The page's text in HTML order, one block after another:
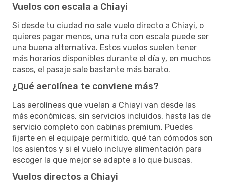
Vuelos con escala a Chiayi
Si desde tu ciudad no sale vuelo directo a Chiayi, o
quieres pagar menos, una ruta con escala puede ser
una buena alternativa. Estos vuelos suelen tener
más horarios disponibles durante el día y, en muchos
casos, el pasaje sale bastante más barato.
¿Qué aerolínea te conviene más?
Las aerolíneas que vuelan a Chiayi van desde las
más económicas, sin servicios incluidos, hasta las de
servicio completo con cabinas premium. Puedes
fijarte en el equipaje permitido, qué tan cómodos son
los asientos y si el vuelo incluye alimentación para
escoger la que mejor se adapte a lo que buscas.
Vuelos directos a Chiayi